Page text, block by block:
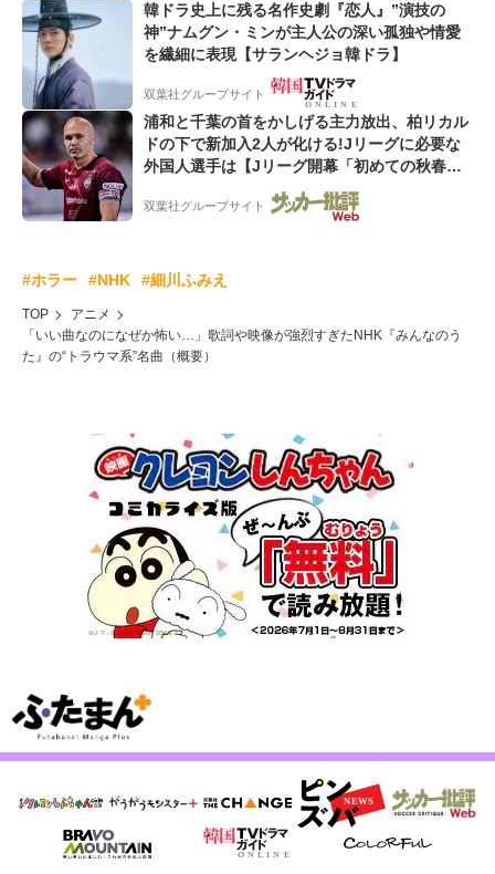
韓ドラ史上に残る名作史劇『恋人』”演技の
神”ナムグン・ミンが主人公の深い孤独や情愛
を繊細に表現【サランヘジョ韓ドラ】
双葉社グループサイト
浦和と千葉の首をかしげる主力放出、柏リカル
ドの下で新加入2人が化ける!Jリーグに必要な
外国人選手は【Jリーグ開幕「初めての秋春
双葉社グループサイト
#ホラー #NHK #細川ふみえ
TOP
アニメ
「いい曲なのになぜか怖い…」歌詞や映像が強烈すぎたNHK『みんなのう
た』の“トラウマ系”名曲（概要）